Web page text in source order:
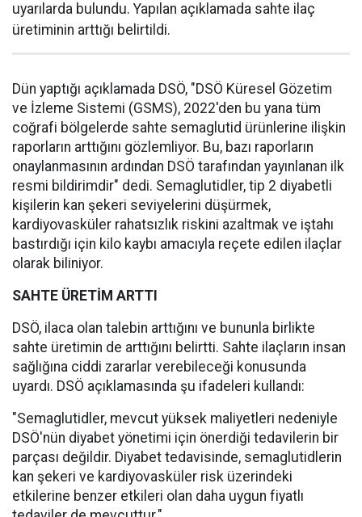
uyarılarda bulundu. Yapılan açıklamada sahte ilaç
üretiminin arttığı belirtildi.
Dün yaptığı açıklamada DSÖ, "DSÖ Küresel Gözetim
ve İzleme Sistemi (GSMS), 2022'den bu yana tüm
coğrafi bölgelerde sahte semaglutid ürünlerine ilişkin
raporların arttığını gözlemliyor. Bu, bazı raporların
onaylanmasının ardından DSÖ tarafından yayınlanan ilk
resmi bildirimdir" dedi. Semaglutidler, tip 2 diyabetli
kişilerin kan şekeri seviyelerini düşürmek,
kardiyovasküler rahatsızlık riskini azaltmak ve iştahı
bastırdığı için kilo kaybı amacıyla reçete edilen ilaçlar
olarak biliniyor.
SAHTE ÜRETİM ARTTI
DSÖ, ilaca olan talebin arttığını ve bununla birlikte
sahte üretimin de arttığını belirtti. Sahte ilaçların insan
sağlığına ciddi zararlar verebileceği konusunda
uyardı. DSÖ açıklamasında şu ifadeleri kullandı:
"Semaglutidler, mevcut yüksek maliyetleri nedeniyle
DSÖ'nün diyabet yönetimi için önerdiği tedavilerin bir
parçası değildir. Diyabet tedavisinde, semaglutidlerin
kan şekeri ve kardiyovasküler risk üzerindeki
etkilerine benzer etkileri olan daha uygun fiyatlı